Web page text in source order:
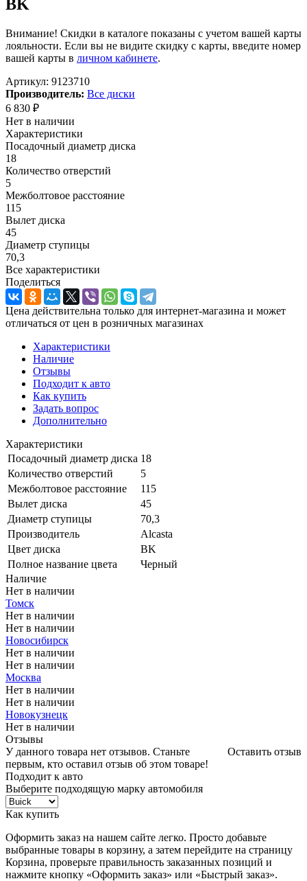
BK
Внимание! Скидки в каталоге показаны с учетом вашей карты
лояльности. Если вы не видите скидку с карты, введите номер
вашей карты в личном кабинете.
Артикул: 9123710
Производитель: Все диски
6 830 ₽
Нет в наличии
Характеристики
Посадочный диаметр диска
18
Количество отверстий
5
Межболтовое расстояние
115
Вылет диска
45
Диаметр ступицы
70,3
Все характеристики
Поделиться
Цена действительна только для интернет-магазина и может
отличаться от цен в розничных магазинах
Характеристики
Наличие
Отзывы
Подходит к авто
Как купить
Задать вопрос
Дополнительно
Характеристики
Посадочный диаметр диска 18
Количество отверстий
5
Межболтовое расстояние
115
Вылет диска
45
Диаметр ступицы
70,3
Производитель
Alcasta
Цвет диска
BK
Полное название цвета
Черный
Наличие
Нет в наличии
Томск
Нет в наличии
Нет в наличии
Новосибирск
Нет в наличии
Нет в наличии
Москва
Нет в наличии
Нет в наличии
Новокузнецк
Нет в наличии
Отзывы
Оставить отзыв
У данного товара нет отзывов. Станьте
первым, кто оставил отзыв об этом товаре!
Подходит к авто
Выберите подходящую марку автомобиля
Как купить
Оформить заказ на нашем сайте легко. Просто добавьте
выбранные товары в корзину, а затем перейдите на страницу
Корзина, проверьте правильность заказанных позиций и
нажмите кнопку «Оформить заказ» или «Быстрый заказ».